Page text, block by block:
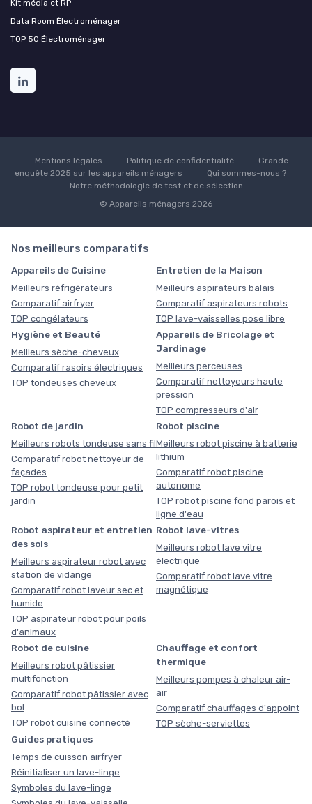
Kit média et RP
Data Room Électroménager
TOP 50 Électroménager
Mentions légales Politique de confidentialité
Grande
enquête 2025 sur les appareils ménagers
Qui sommes-nous ?
Notre méthodologie de test et de sélection
© Appareils ménagers 2026
Nos meilleurs comparatifs
Appareils de Cuisine
Meilleurs réfrigérateurs
Comparatif airfryer
TOP congélateurs
Entretien de la Maison
Meilleurs aspirateurs balais
Comparatif aspirateurs robots
TOP lave-vaisselles pose libre
Hygiène et Beauté
Meilleurs sèche-cheveux
Comparatif rasoirs électriques
TOP tondeuses cheveux
Appareils de Bricolage et
Jardinage
Meilleurs perceuses
Comparatif nettoyeurs haute
pression
TOP compresseurs d'air
Robot de jardin
Meilleurs robots tondeuse sans fil
Comparatif robot nettoyeur de
façades
TOP robot tondeuse pour petit
jardin
Robot piscine
Meilleurs robot piscine à batterie
lithium
Comparatif robot piscine
autonome
TOP robot piscine fond parois et
ligne d'eau
Robot aspirateur et entretien
des sols
Meilleurs aspirateur robot avec
station de vidange
Comparatif robot laveur sec et
humide
TOP aspirateur robot pour poils
d'animaux
Robot lave-vitres
Meilleurs robot lave vitre
électrique
Comparatif robot lave vitre
magnétique
Robot de cuisine
Meilleurs robot pâtissier
multifonction
Comparatif robot pâtissier avec
bol
TOP robot cuisine connecté
Chauffage et confort
thermique
Meilleurs pompes à chaleur air-
air
Comparatif chauffages d'appoint
TOP sèche-serviettes
Guides pratiques
Temps de cuisson airfryer
Réinitialiser un lave-linge
Symboles du lave-linge